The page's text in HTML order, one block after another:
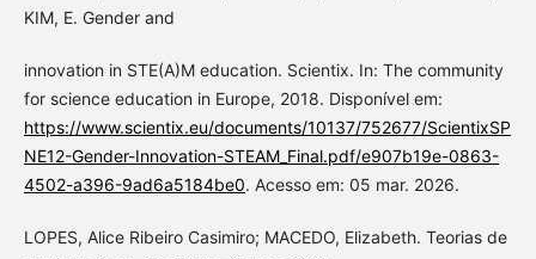
KIM, E. Gender and
innovation in STE(A)M education. Scientix. In: The community
for science education in Europe, 2018. Disponível em:
https://www.scientix.eu/documents/10137/752677/ScientixSP
NE12-Gender-Innovation-STEAM_Final.pdf/e907b19e-0863-
4502-a396-9ad6a5184be0. Acesso em: 05 mar. 2026.
LOPES, Alice Ribeiro Casimiro; MACEDO, Elizabeth. Teorias de